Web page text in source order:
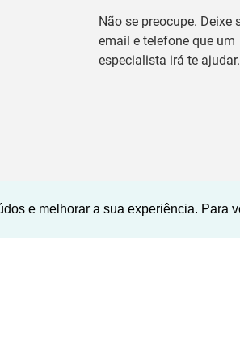
e melhorar a sua experiência. Para
Não se preocupe. Deixe
email e telefone que um
especialista irá te ajudar.